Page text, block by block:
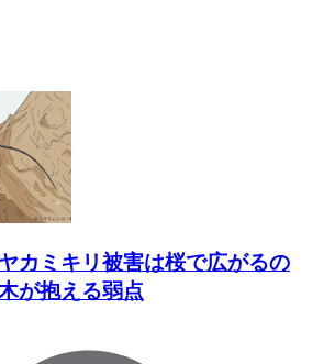
カミキリ被害は桜で広がるの
が抱える弱点